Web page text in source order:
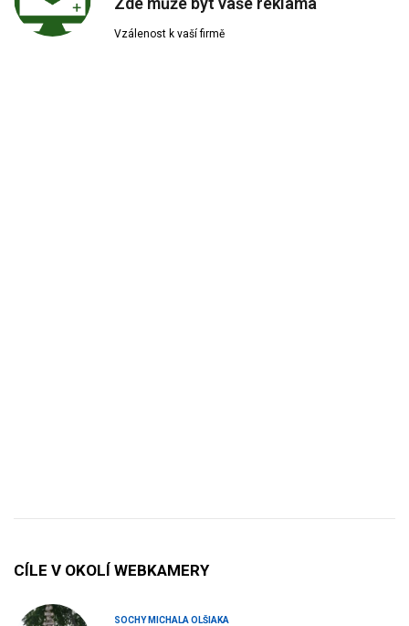
Vzálenost k vaší firmě
CÍLE V OKOLÍ WEBKAMERY
SOCHY MICHALA OLŠIAKA